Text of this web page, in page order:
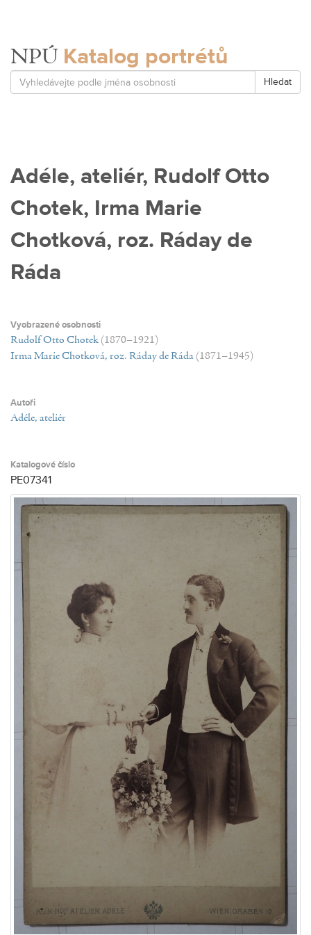
NPÚ Katalog portrétů
Hledat
Adéle, ateliér, Rudolf Otto
Chotek, Irma Marie
Chotková, roz. Ráday de
Ráda
Vyobrazené osobnosti
Rudolf Otto Chotek (1870–1921)
Irma Marie Chotková, roz. Ráday de Ráda (1871–1945)
Autoři
Adéle, ateliér
Katalogové číslo
PE07341